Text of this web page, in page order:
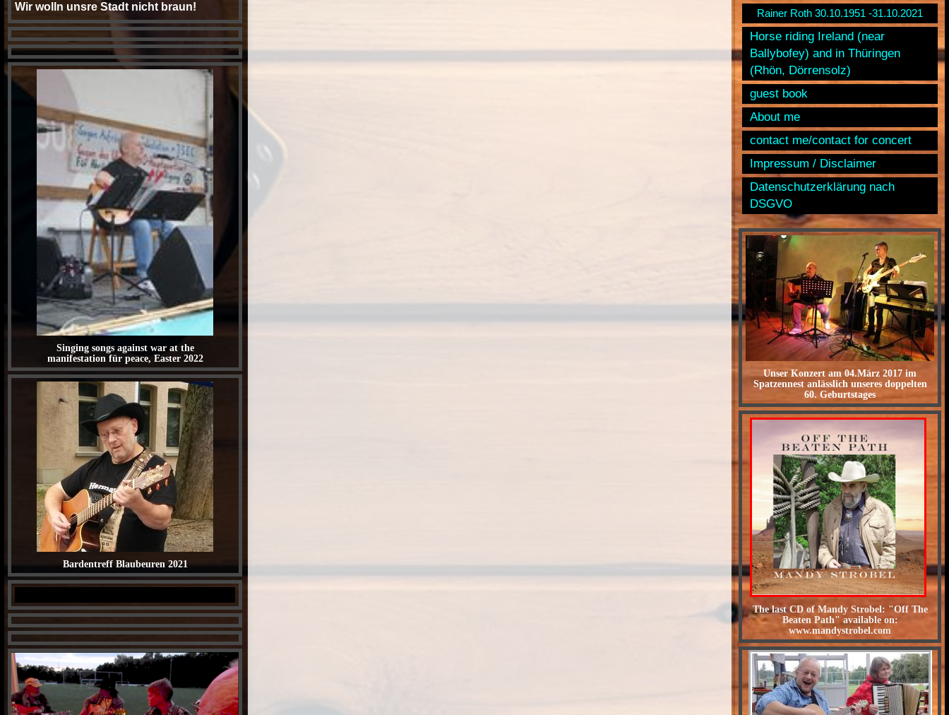
Wir wolln unsre Stadt nicht braun!
YouTube
Der Fred Ape Gedächtnis-Abend
im "Nix" in Blaubeuren
Singing songs against war at the
manifestation für peace, Easter 2022
Bardentreff Blaubeuren 2021
Carrickfergus
Crazy Man Michael
Rainer Roth 30.10.1951 -31.10.2021
Horse riding Ireland (near
Ballybofey) and in Thüringen
(Rhön, Dörrensolz)
guest book
About me
contact me/contact for concert
Impressum / Disclaimer
Datenschutzerklärung nach
DSGVO
Unser Konzert am 04.März 2017 im
Spatzennest anlässlich unseres doppelten
60. Geburtstages
The last CD of Mandy Strobel: "Off The
Beaten Path" available on:
www.mandystrobel.com